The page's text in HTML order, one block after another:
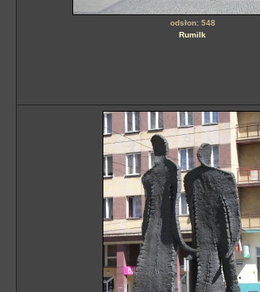
odsłon: 548
Rumilk